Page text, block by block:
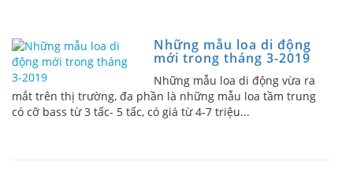
Những mẫu loa di động
mới trong tháng 3-2019
Những mẫu loa di động vừa ra
mắt trên thị trường, đa phần là những mẫu loa tầm trung
có cỡ bass từ 3 tấc- 5 tấc, có giá từ 4-7 triệu...